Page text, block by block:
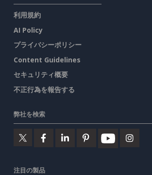
利用規約
AI Policy
プライバシーポリシー
Content Guidelines
セキュリティ概要
不正行為を報告する
弊社を検索
注目の製品